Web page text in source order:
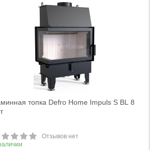
топка Defro Home Impuls S BL 8
Отзывов нет